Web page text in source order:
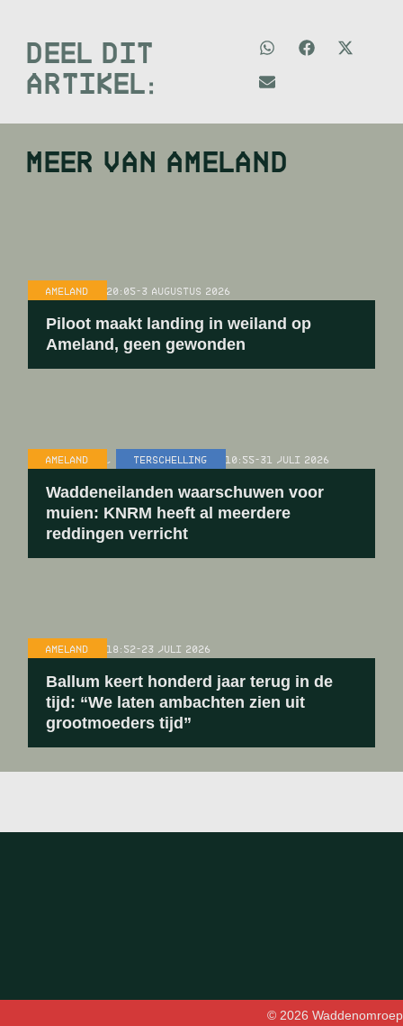
DEEL DIT
ARTIKEL:
MEER VANAMELAND
AMELAND 20:05-3 AUGUSTUS 2026
Piloot maakt landing in weiland op
Ameland, geen gewonden
AMELAND , TERSCHELLING 10:55-31 JULI 2026
Waddeneilanden waarschuwen voor
muien: KNRM heeft al meerdere
reddingen verricht
AMELAND 18:52-23 JULI 2026
Ballum keert honderd jaar terug in de
tijd: “We laten ambachten zien uit
grootmoeders tijd”
© 2026 Waddenomroep